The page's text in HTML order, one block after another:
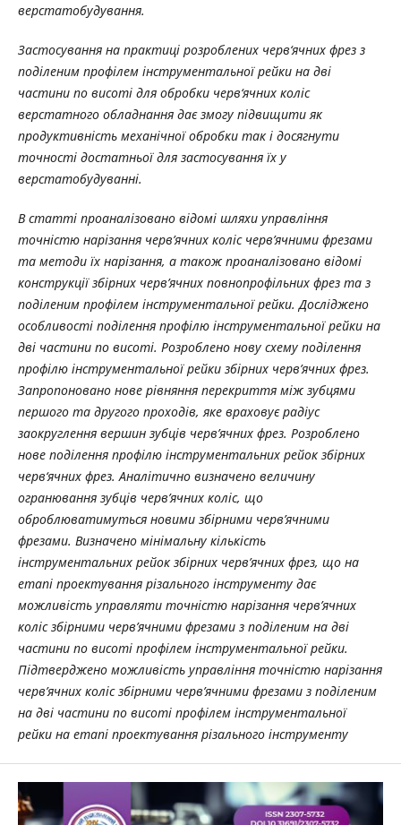
верстатобудування.
Застосування на практиці розроблених черв‘ячних фрез з
поділеним профілем інструментальної рейки на дві
частини по висоті для обробки черв‘ячних коліс
верстатного обладнання дає змогу підвищити як
продуктивність механічної обробки так і досягнути
точності достатньої для застосування їх у
верстатобудуванні.
В статті проаналізовано відомі шляхи управління
точністю нарізання черв’ячних коліс черв’ячними фрезами
та методи їх нарізання, а також проаналізовано відомі
конструкції збірних черв’ячних повнопрофільних фрез та з
поділеним профілем інструментальної рейки. Досліджено
особливості поділення профілю інструментальної рейки на
дві частини по висоті. Розроблено нову схему поділення
профілю інструментальної рейки збірних черв’ячних фрез.
Запропоновано нове рівняння перекриття між зубцями
першого та другого проходів, яке враховує радіус
заокруглення вершин зубців черв’ячних фрез. Розроблено
нове поділення профілю інструментальних рейок збірних
черв‘ячних фрез. Аналітично визначено величину
огранювання зубців черв’ячних коліс, що
оброблюватимуться новими збірними черв’ячними
фрезами. Визначено мінімальну кількість
інструментальних рейок збірних черв’ячних фрез, що на
етапі проектування різального інструменту дає
можливість управляти точністю нарізання черв’ячних
коліс збірними черв’ячними фрезами з поділеним на дві
частини по висоті профілем інструментальної рейки.
Підтверджено можливість управління точністю нарізання
черв’ячних коліс збірними черв’ячними фрезами з поділеним
на дві частини по висоті профілем інструментальної
рейки на етапі проектування різального інструменту